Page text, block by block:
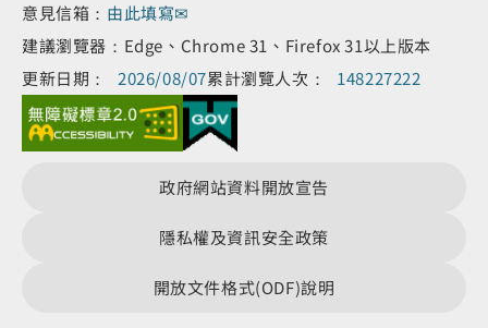
意見信箱： 由此填寫✉
建議瀏覽器：Edge、Chrome 31、Firefox 31以上版本
更新日期：
2026/08/07累計瀏覽人次： 148227222
政府網站資料開放宣告
隱私權及資訊安全政策
開放文件格式(ODF)說明